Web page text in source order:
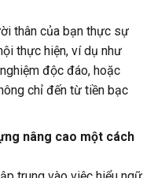
thân của bạn thực sự
thực hiện, ví dụ như
độc đáo, hoặc
chỉ đến từ tiền bạc
nâng cao một cách